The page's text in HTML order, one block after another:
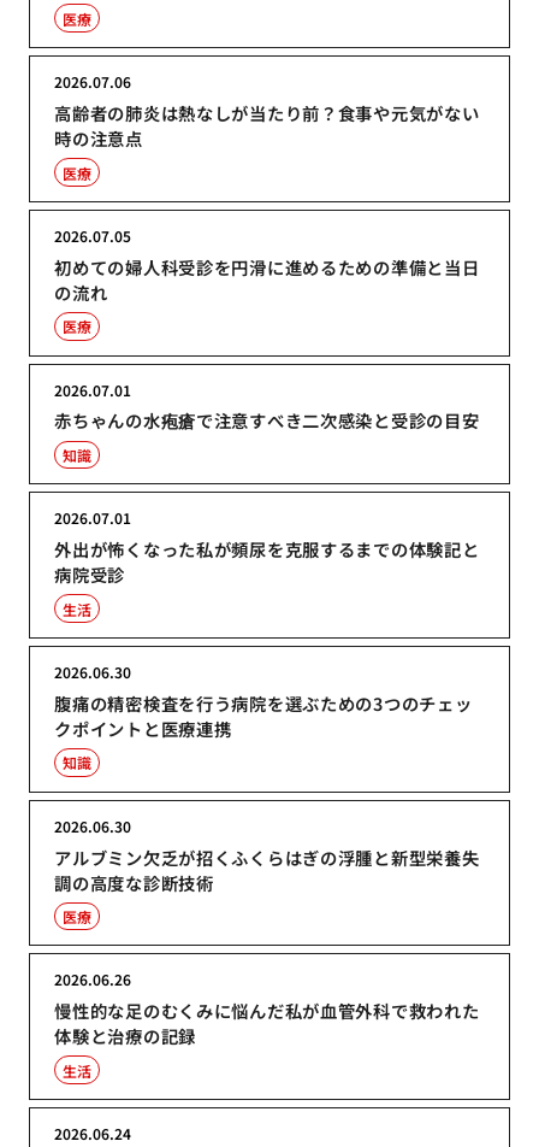
医療
高齢者の肺炎は熱なしが当たり前？食事や元気がない
時の注意点
2026.07.06
医療
初めての婦人科受診を円滑に進めるための準備と当日
の流れ
2026.07.05
医療
赤ちゃんの水疱瘡で注意すべき二次感染と受診の目安
2026.07.01
知識
外出が怖くなった私が頻尿を克服するまでの体験記と
病院受診
2026.07.01
生活
腹痛の精密検査を行う病院を選ぶための3つのチェッ
クポイントと医療連携
2026.06.30
知識
アルブミン欠乏が招くふくらはぎの浮腫と新型栄養失
調の高度な診断技術
2026.06.30
医療
慢性的な足のむくみに悩んだ私が血管外科で救われた
体験と治療の記録
2026.06.26
生活
2026.06.24